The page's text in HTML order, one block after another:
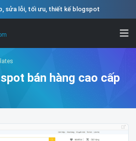
sửa lỗi, tối ưu, thiết kế blogspot
bán hàng cao cấp